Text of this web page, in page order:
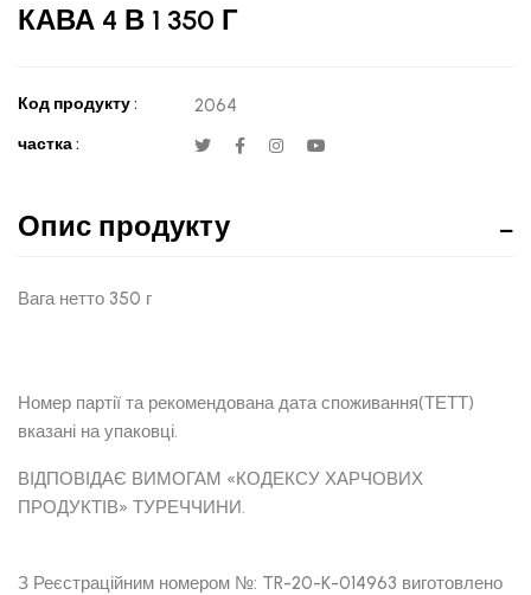
КАВА 4 В 1 350 Г
Код продукту : 2064
частка :
Опис продукту
Вага нетто 350 г
Номер партії та рекомендована дата споживання(ТЕТТ)
вказані на упаковці.
ВІДПОВІДАЄ ВИМОГАМ «КОДЕКСУ ХАРЧОВИХ
ПРОДУКТІВ» ТУРЕЧЧИНИ.
З Реєстраційним номером №: TR-20-K-014963 виготовлено